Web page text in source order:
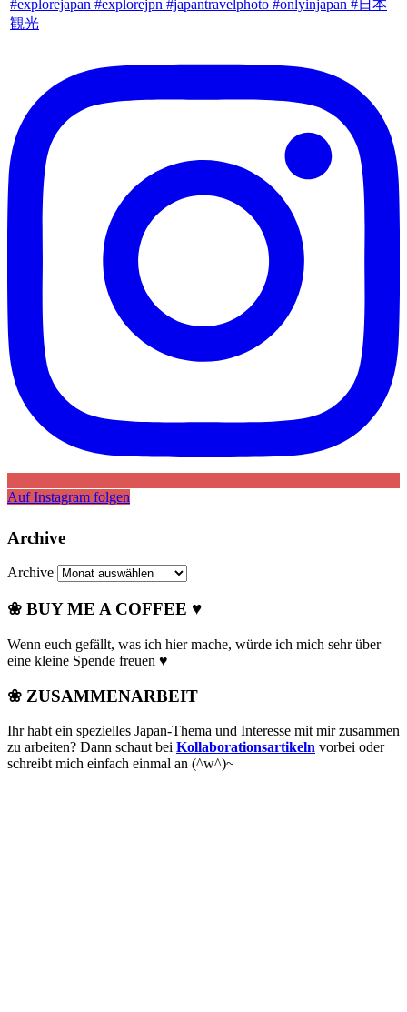
Auf Instagram folgen
Archive
Archive
❀ BUY ME A COFFEE ♥
Wenn euch gefällt, was ich hier mache, würde ich mich sehr über
eine kleine Spende freuen ♥
❀ ZUSAMMENARBEIT
Ihr habt ein spezielles Japan-Thema und Interesse mit mir zusammen
zu arbeiten? Dann schaut bei Kollaborationsartikeln vorbei oder
schreibt mich einfach einmal an (^w^)~